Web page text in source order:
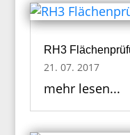
RH3
21. 07. 2017
mehr lesen...